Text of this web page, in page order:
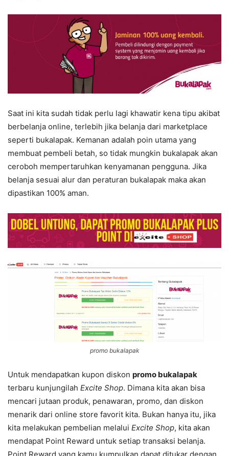
Saat ini kita sudah tidak perlu lagi khawatir kena tipu akibat
berbelanja online, terlebih jika belanja dari marketplace
seperti bukalapak. Kemanan adalah poin utama yang
membuat pembeli betah, so tidak mungkin bukalapak akan
ceroboh mempertaruhkan kenyamanan pengguna. Jika
belanja sesuai alur dan peraturan bukalapak maka akan
dipastikan 100% aman.
promo bukalapak
Untuk mendapatkan kupon diskon promo bukalapak
terbaru kunjungilah Excite Shop. Dimana kita akan bisa
mencari jutaan produk, penawaran, promo, dan diskon
menarik dari online store favorit kita. Bukan hanya itu, jika
kita melakukan pembelian melalui Excite Shop, kita akan
mendapat Point Reward untuk setiap transaksi belanja.